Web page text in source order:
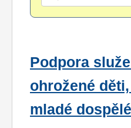
Podpora
ohrožené
mladé